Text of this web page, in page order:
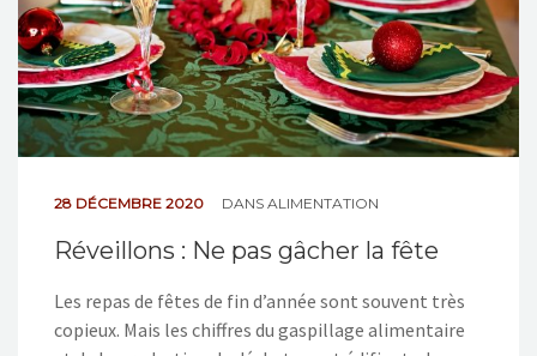
28 DÉCEMBRE 2020 DANS ALIMENTATION
Réveillons : Ne pas gâcher la fête
Les repas de fêtes de fin d’année sont souvent très
copieux. Mais les chiffres du gaspillage alimentaire